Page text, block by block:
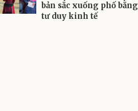
bản sắc xuống phố bằng
tư duy kinh tế